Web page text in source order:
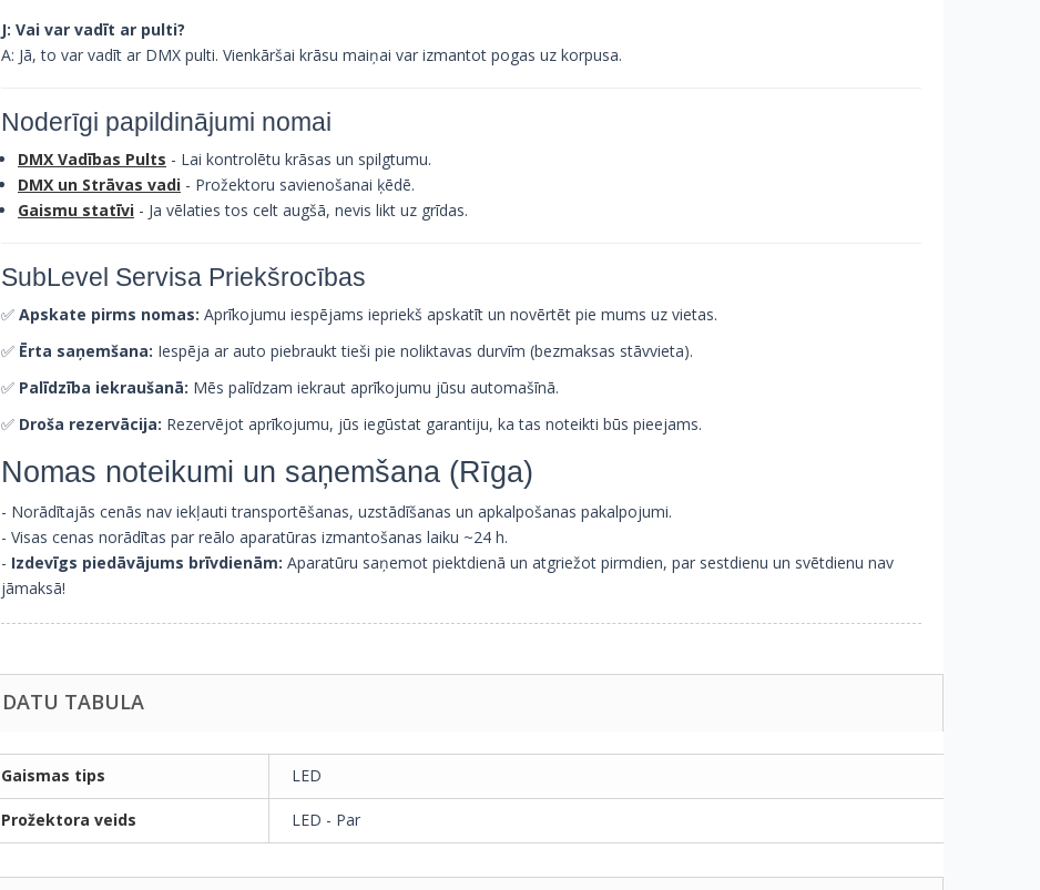
J: Vai var vadīt ar pulti?
A: Jā, to var vadīt ar DMX pulti. Vienkāršai krāsu maiņai var izmantot pogas uz korpusa.
Noderīgi papildinājumi nomai
DMX Vadības Pults - Lai kontrolētu krāsas un spilgtumu.
DMX un Strāvas vadi - Prožektoru savienošanai ķēdē.
Gaismu statīvi - Ja vēlaties tos celt augšā, nevis likt uz grīdas.
SubLevel Servisa Priekšrocības
✅ Apskate pirms nomas: Aprīkojumu iespējams iepriekš apskatīt un novērtēt pie mums uz vietas.
✅ Ērta saņemšana: Iespēja ar auto piebraukt tieši pie noliktavas durvīm (bezmaksas stāvvieta).
✅ Palīdzība iekraušanā: Mēs palīdzam iekraut aprīkojumu jūsu automašīnā.
✅ Droša rezervācija: Rezervējot aprīkojumu, jūs iegūstat garantiju, ka tas noteikti būs pieejams.
Nomas noteikumi un saņemšana (Rīga)
- Norādītajās cenās nav iekļauti transportēšanas, uzstādīšanas un apkalpošanas pakalpojumi.
- Visas cenas norādītas par reālo aparatūras izmantošanas laiku ~24 h.
- Izdevīgs piedāvājums brīvdienām: Aparatūru saņemot piektdienā un atgriežot pirmdien, par sestdienu un svētdienu nav
jāmaksā!
DATU TABULA
Gaismas tips LED
Prožektora veids LED - Par